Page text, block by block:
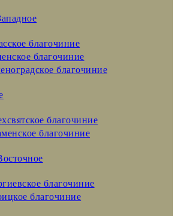
благочиние
благочиние
благочиние
благочиние
благочиние
благочиние
благочиние